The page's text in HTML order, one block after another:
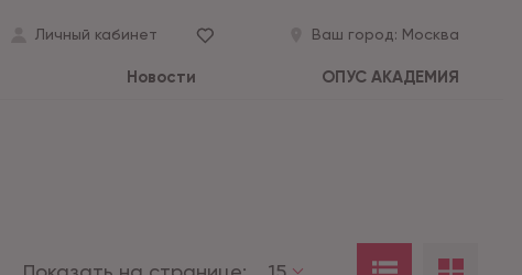
Личный кабинет Ваш город: Москва
Новости ОПУС АКАДЕМИЯ